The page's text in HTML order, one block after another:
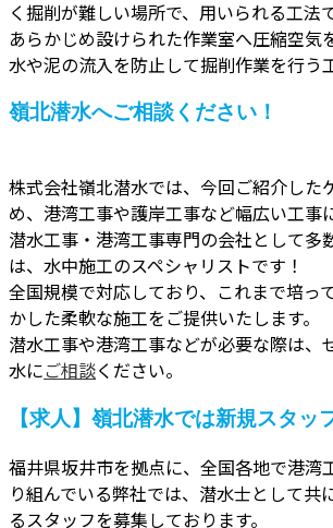
く掘削が難しい場所で、用いられる工法で
あらかじめ設けられた作業室へ圧縮空気
水や泥の流入を防止して掘削作業を行う
嶺北潜水へご相談ください！
株式会社嶺北潜水では、今回ご紹介した
め、港湾工事や護岸工事など幅広い工事
潜水工事・港湾工事専門の会社として多
は、水中施工のスペシャリストです！
全国規模で対応しており、これまで培っ
かした柔軟な施工をご提供いたします。
潜水工事や港湾工事などが必要な際は、
水にご相談ください。
【求人】嶺北潜水では新規スタッ
福井県坂井市を拠点に、全国各地で港湾
り組んでいる弊社では、潜水士として共
るスタッフを募集しております。